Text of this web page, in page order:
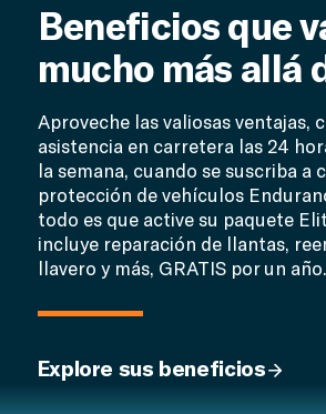
Beneficios que
mucho más allá
Aproveche las valiosas ventajas,
asistencia en carretera las 24
la semana, cuando se suscriba a
protección de vehículos
todo es que active su paquete
incluye reparación de llantas,
llavero y más, GRATIS por un
Explore sus beneficios